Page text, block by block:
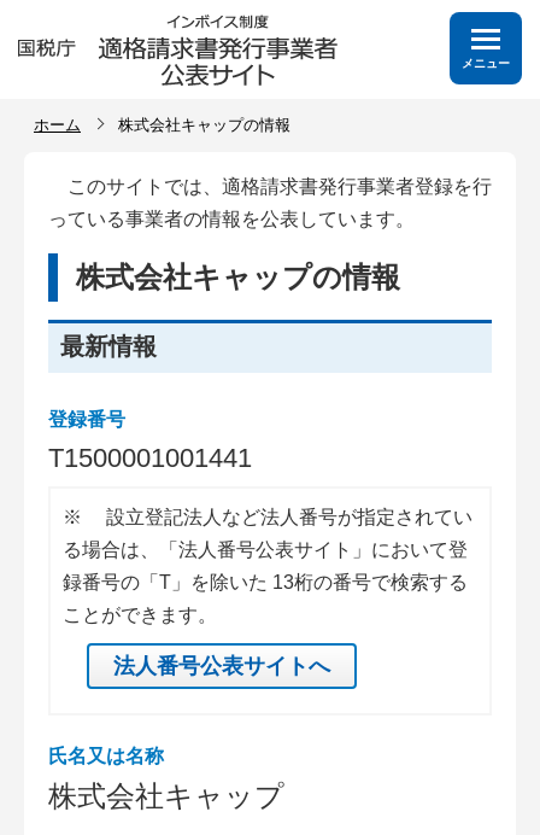
メニュー
ホーム 株式会社キャップの情報
このサイトでは、適格請求書発行事業者登録を行
っている事業者の情報を公表しています。
株式会社キャップの情報
最新情報
登録番号
T1500001001441
※
設立登記法人など法人番号が指定されてい
る場合は、「法人番号公表サイト」において登
録番号の「T」を除いた 13桁の番号で検索する
ことができます。
法人番号公表サイトへ
氏名又は名称
株式会社キャップ